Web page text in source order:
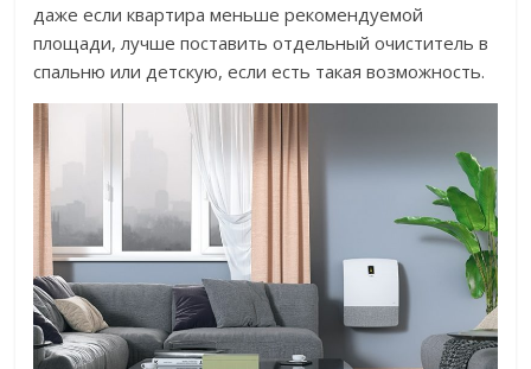
даже если квартира меньше рекомендуемой
площади, лучше поставить отдельный очиститель в
спальню или детскую, если есть такая возможность.